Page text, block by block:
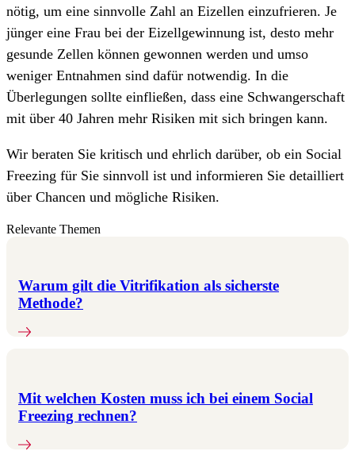
nötig, um eine sinnvolle Zahl an Eizellen einzu­frieren. Je
jünger eine Frau bei der Eizellgewinnung ist, desto mehr
gesunde Zellen können gewonnen werden und umso
weniger Entnahmen sind dafür notwendig. In die
Überlegungen sollte einfließen, dass eine Schwanger­schaft
mit über 40 Jahren mehr Risiken mit sich bringen kann.
Wir beraten Sie kritisch und ehrlich darüber, ob ein Social
Freezing für Sie sinnvoll ist und informieren Sie detailliert
über Chancen und mögliche Risiken.
Relevante Themen
Warum gilt die Vitrifikation als sicherste
Methode?
Mit welchen Kosten muss ich bei einem Social
Freezing rechnen?